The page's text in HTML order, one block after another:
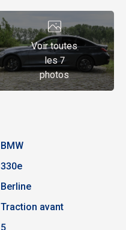
Voir toutes
les 7
photos
BMW
330e
Berline
Traction avant
5